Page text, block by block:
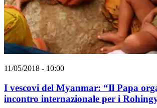
11/05/2018 - 10:00
I vescovi del Myanmar: “Il Papa
incontro internazionale per i